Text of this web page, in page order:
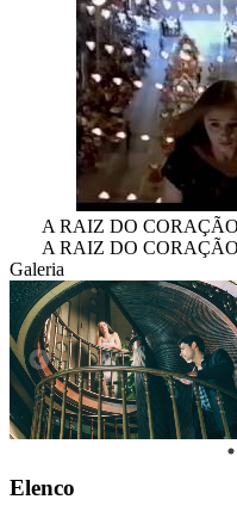
A RAIZ DO CORAÇÃO
A RAIZ DO CORAÇÃO
Galeria
Elenco